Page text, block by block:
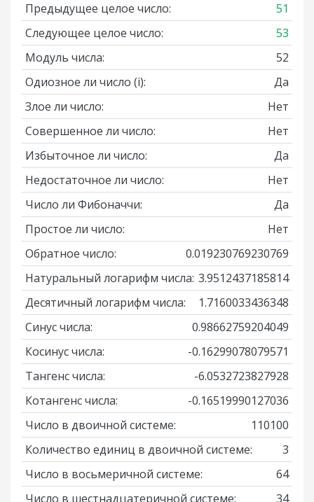
Предыдущее целое число:
51
Следующее целое число:
53
Модуль числа:
52
Одиозное ли число (i):
Да
Злое ли число:
Нет
Совершенное ли число:
Нет
Избыточное ли число:
Да
Недостаточное ли число:
Нет
Число ли Фибоначчи:
Да
Простое ли число:
Нет
Обратное число:
0.019230769230769
Натуральный логарифм числа: 3.9512437185814
Десятичный логарифм числа:
1.7160033436348
Синус числа:
0.98662759204049
Косинус числа:
-0.16299078079571
Тангенс числа:
-6.0532723827928
Котангенс числа:
-0.16519990127036
Число в двоичной системе:
110100
Количество единиц в двоичной системе:
3
Число в восьмеричной системе:
64
Число в шестнадцатеричной системе:
34